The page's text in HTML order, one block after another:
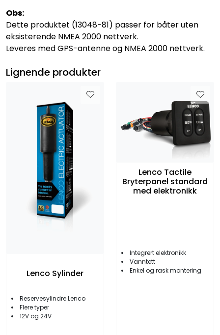
Obs:
Dette produktet (13048-81) passer for båter uten
eksisterende NMEA 2000 nettverk.
Leveres med GPS-antenne og NMEA 2000 nettverk.
Lignende produkter
Lenco Sylinder
Reservesylindre Lenco
Flere typer
12V og 24V
Lenco Tactile
Bryterpanel standard
med elektronikk
Integrert elektronikk
Vanntett
Enkel og rask montering